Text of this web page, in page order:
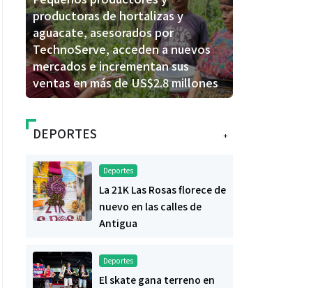
productoras de hortalizas y
aguacate, asesorados por
TechnoServe, acceden a nuevos
mercados e incrementan sus
ventas en más de US$2.8 millones
+
DEPORTES
Deportes
La 21K Las Rosas florece de
nuevo en las calles de
Antigua
Deportes
El skate gana terreno en